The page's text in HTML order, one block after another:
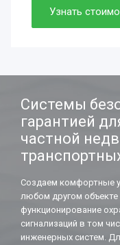
Просто.
Нужно.
Узнать
Системы
гарантией
частной
Создаем комфортные
любом другом
функционирование
сигнализаций в том
инженерных систем.